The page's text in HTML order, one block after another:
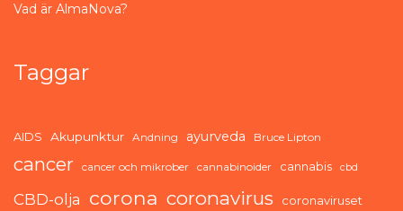
Vad är AlmaNova?
Taggar
AIDS Akupunktur Andning ayurveda Bruce Lipton
cancer cancer och mikrober cannabinoider cannabis cbd
CBD-olja corona coronavirus coronaviruset